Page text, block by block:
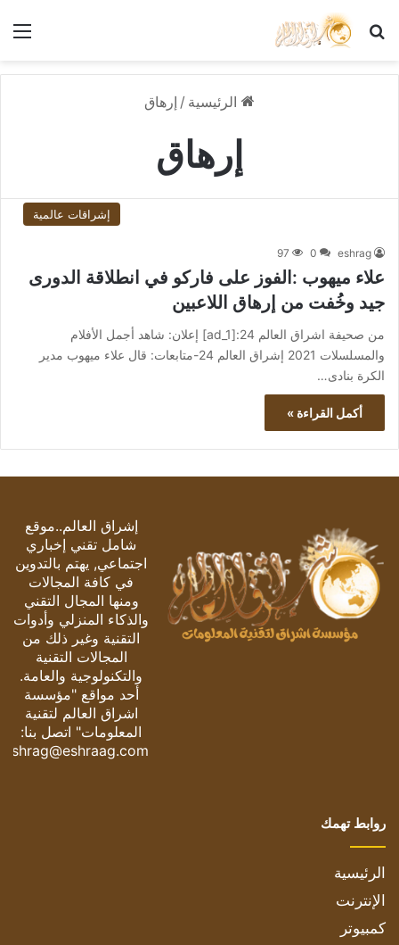
بحث عن
الرئيسية / إرهاق
إرهاق
إشراقات عالمية
eshrag
0
97
علاء ميهوب :الفوز على فاركو في انطلاقة الدورى
جيد وخُفت من إرهاق اللاعبين
من صحيفة اشراق العالم 24:[ad_1] إعلان: شاهد أجمل الأفلام
والمسلسلات 2021 إشراق العالم 24-متابعات: قال علاء ميهوب مدير
الكرة بنادى…
أكمل القراءة »
إشراق العالم..موقع
شامل تقني إخباري
اجتماعي, يهتم بالتدوين
في كافة المجالات
ومنها المجال التقني
والذكاء المنزلي وأدوات
التقنية وغير ذلك من
المجالات التقنية
والتكنولوجية والعامة.
أحد مواقع "مؤسسة
اشراق العالم لتقنية
المعلومات" اتصل بنا:
eshrag@eshraag.com
روابط تهمك
الرئيسية
الإنترنت
كمبيوتر